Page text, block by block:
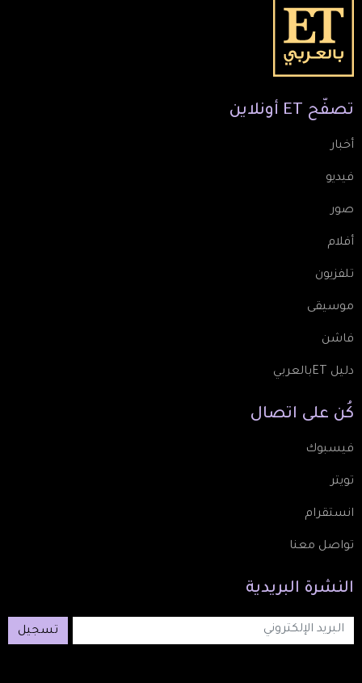
تصفّح ET أونلاين
أخبار
فيديو
صور
أفلام
تلفزيون
موسيقى
فاشن
دليل ETبالعربي
كُن على اتصال
فيسبوك
تويتر
انستقرام
تواصل معنا
النشرة البريدية
تسجيل